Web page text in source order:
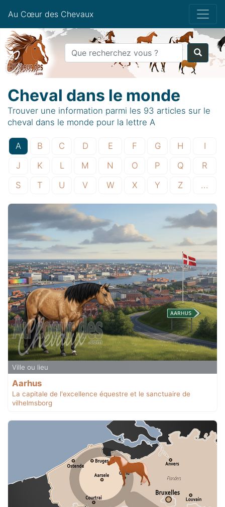
Au Cœur des Chevaux
Cheval dans le monde
Trouver une information parmi les 93 articles sur le
cheval dans le monde pour la lettre A
A B C D E F G H
I
J
K L M N O P Q
R
S
T U V W X Y Z ...
Ville ou lieu
Aarhus
La capitale de l'excellence équestre et le sanctuaire de
vilhelmsborg